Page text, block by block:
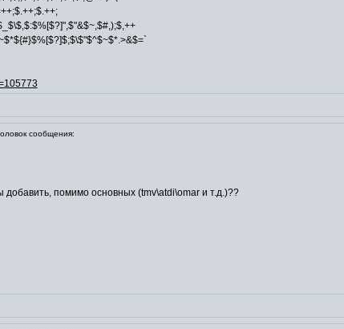
сообщения:
помимо основных (tmv\atdi\omar и т.д.)??